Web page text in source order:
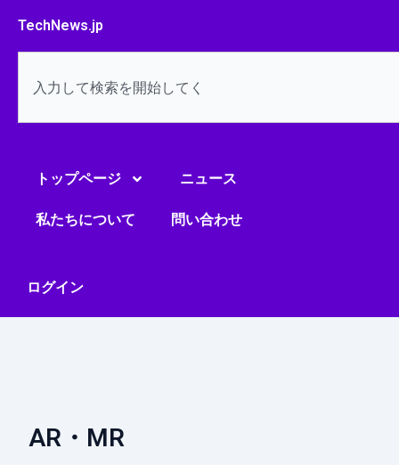
TechNews.jp
トップページ ニュース
私たちについて 問い合わせ
ログイン
AR・MR